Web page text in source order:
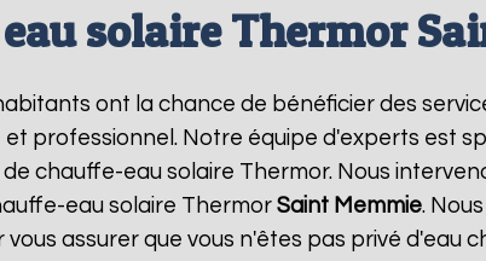
solaire Thermor
ont la chance de bénéficier des
professionnel. Notre équipe d'experts est
chauffe-eau solaire Thermor. Nous
eau solaire Thermor Saint Memmie.
vous assurer que vous n'êtes pas privé d'eau